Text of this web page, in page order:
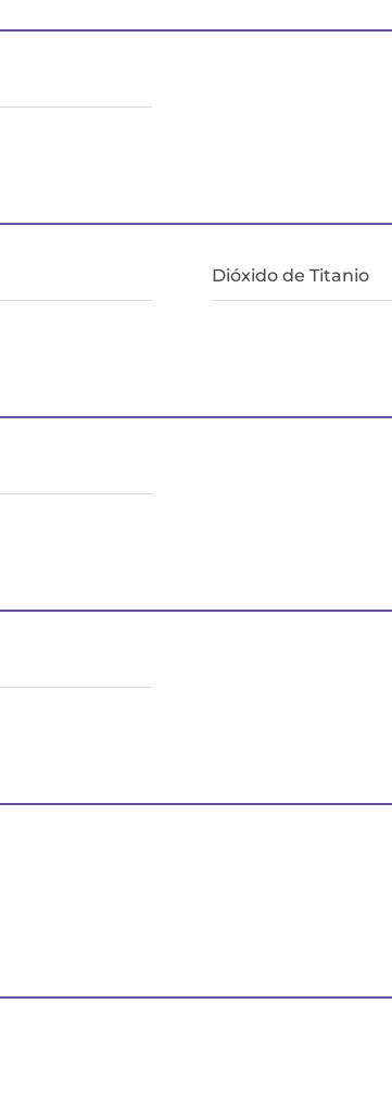
Dióxido de Titanio